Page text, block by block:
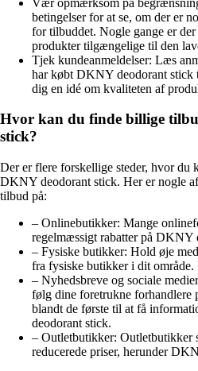
betingelser for at se, om der er
for tilbuddet. Nogle gange er
produkter tilgængelige til den
Tjek kundeanmeldelser: Læs
har købt DKNY deodorant stick
dig en idé om kvaliteten af
Hvor kan du finde billige
stick?
Der er flere forskellige steder, hvor du
DKNY deodorant stick. Her er nogle
tilbud på:
– Onlinebutikker: Mange
regelmæssigt rabatter på DKNY
– Fysiske butikker: Hold øje
fra fysiske butikker i dit
– Nyhedsbreve og sociale
følg dine foretrukne forhandlere
blandt de første til at få
deodorant stick.
– Outletbutikker: Outletbutikker
reducerede priser, herunder